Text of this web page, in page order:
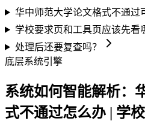
华中师范大学论文格式不通过
学校要求页和工具页应该先看
处理后还要复查吗？
底层系统引擎
系统如何智能解析：
式不通过怎么办 | 学